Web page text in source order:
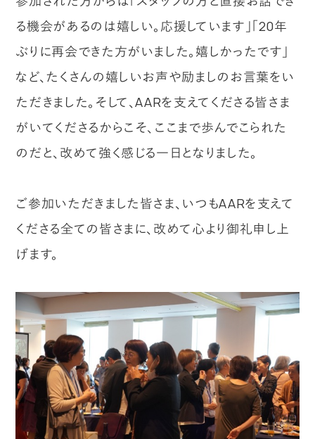
る機会があるのは嬉しい。応援しています」「20年
ぶりに再会できた方がいました。嬉しかったです」
など、たくさんの嬉しいお声や励ましのお言葉をい
ただきました。そして、AARを支えてくださる皆さま
がいてくださるからこそ、ここまで歩んでこられた
のだと、改めて強く感じる一日となりました。
ご参加いただきました皆さま、いつもAARを支えて
くださる全ての皆さまに、改めて心より御礼申し上
げます。